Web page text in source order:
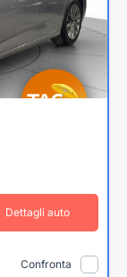
Dettagli auto
Confronta